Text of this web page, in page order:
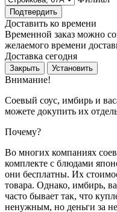
Подтвердить
Доставить ко времени
Временной заказ можно
желаемого времени
Доставка сегодня
Закрыть Установить
Внимание!
Соевый соус, имбирь и
можете докупить их
Почему?
Во многих компаниях
комплекте с блюдами
они бесплатны. Их
товара. Однако, имбирь,
часто бывает так, что
ненужным, но деньги за